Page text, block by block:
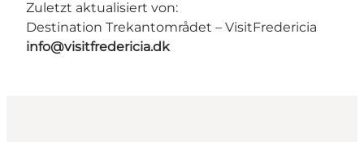
Zuletzt aktualisiert von:
Destination Trekantområdet – VisitFredericia
info@visitfredericia.dk